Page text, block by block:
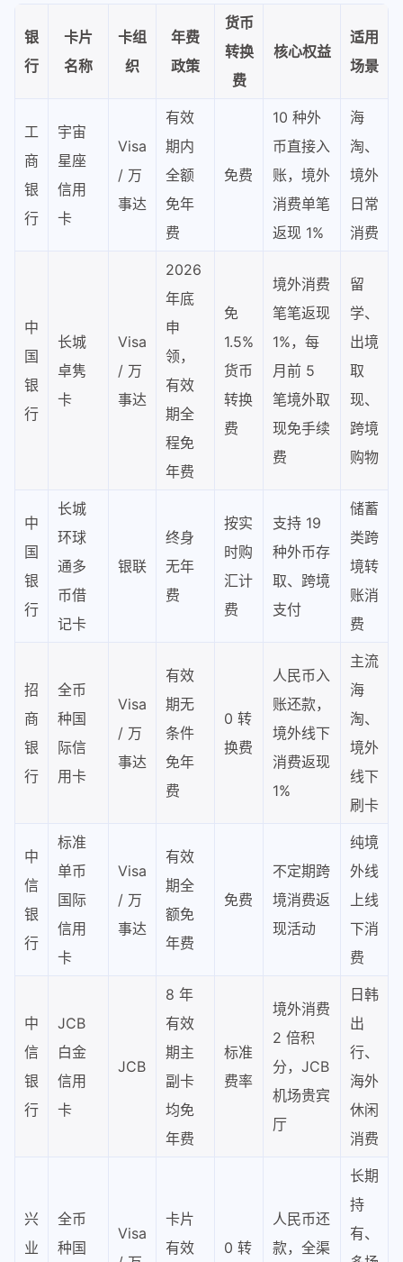
银
行
卡片
名称
卡组
织
年费
政策
货币
转换
费
核心权益
适用
场景
工
商
银
行
宇宙
星座
信用
卡
Visa
/ 万
事达
有效
期内
全额
免年
费
免费
10 种外
币直接入
账，境外
消费单笔
返现 1%
海
淘、
境外
日常
消费
中
国
银
行
长城
卓隽
卡
Visa
/ 万
事达
2026
年底
申
领，
有效
期全
程免
年费
免
1.5%
货币
转换
费
境外消费
笔笔返现
1%，每
月前 5
笔境外取
现免手续
费
留
学、
出境
取
现、
跨境
购物
中
国
银
行
长城
环球
通多
币借
记卡
银联
终身
无年
费
按实
时购
汇计
费
支持 19
种外币存
取、跨境
支付
储蓄
类跨
境转
账消
费
招
商
银
行
全币
种国
际信
用卡
Visa
/ 万
事达
有效
期无
条件
免年
费
0 转
换费
人民币入
账还款，
境外线下
消费返现
1%
主流
海
淘、
境外
线下
刷卡
中
信
银
行
标准
单币
国际
信用
卡
Visa
/ 万
事达
有效
期全
额免
年费
免费
不定期跨
境消费返
现活动
纯境
外线
上线
下消
费
中
信
银
行
JCB
白金
信用
卡
JCB
8 年
有效
期主
副卡
均免
年费
标准
费率
境外消费
2 倍积
分，JCB
机场贵宾
厅
日韩
出
行、
海外
休闲
消费
兴
业
全币
种国
Visa
卡片
有效
0 转
人民币还
款，全渠
长期
持
有、